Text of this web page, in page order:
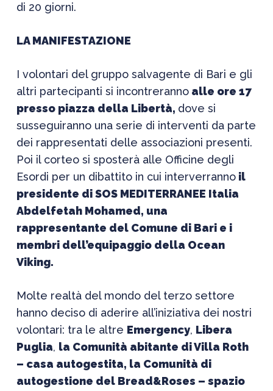
di 20 giorni.
LA MANIFESTAZIONE
I volontari del gruppo salvagente di Bari e gli
altri partecipanti si incontrerannoalle ore 17
presso piazza della Libertà, dove si
susseguiranno una serie di interventi da parte
dei rappresentati delle associazioni presenti.
Poi il corteo si sposterà alle Officine degli
Esordi per un dibattito in cui interverrannoil
presidente di SOS MEDITERRANEE Italia
Abdelfetah Mohamed, una
rappresentante del Comune di Bari e i
membri dell’equipaggio della Ocean
Viking.
Molte realtà del mondo del terzo settore
hanno deciso di aderire all’iniziativa dei nostri
volontari: tra le altre Emergency, Libera
Puglia, la Comunità abitante di Villa Roth
– casa autogestita, la Comunità di
autogestione del Bread&Roses – spazio